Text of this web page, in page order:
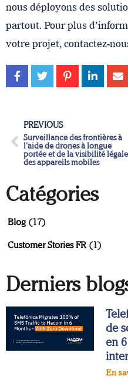
nous déployons des
partout. Pour plus
votre projet, contactez-
PREVIOUS
Surveillance des frontières à
l’aide de drones à longue
portée et de la visibilité légale
des appareils mobiles
Catégories
Blog (17)
Customer Stories FR(1)
Derniers
de
en
En